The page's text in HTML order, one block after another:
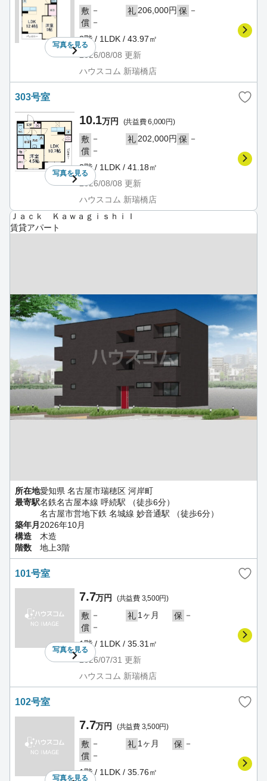
写真を見る
敷 － 礼206,000円 保 －
償 －
3階 / 1LDK / 43.97㎡
2026/08/08 更新
ハウスコム 新瑞橋店
303号室
写真を見る
10.1万円 (共益費 6,000円)
敷 － 礼202,000円 保 －
償 －
3階 / 1LDK / 41.18㎡
2026/08/08 更新
ハウスコム 新瑞橋店
Ｊａｃｋ ＫａｗａｇｉｓｈｉＩ
賃貸アパート
所在地愛知県 名古屋市瑞穂区 河岸町
最寄駅名鉄名古屋本線 呼続駅 （徒歩6分）
名古屋市営地下鉄 名城線 妙音通駅 （徒歩6分）
築年月 2026年10月
構造
木造
階数
地上3階
101号室
写真を見る
7.7万円 (共益費 3,500円)
敷 － 礼 1ヶ月 保 －
償 －
1階 / 1LDK / 35.31㎡
2026/07/31 更新
ハウスコム 新瑞橋店
102号室
写真を見る
7.7万円 (共益費 3,500円)
敷 － 礼 1ヶ月 保 －
償 －
1階 / 1LDK / 35.76㎡